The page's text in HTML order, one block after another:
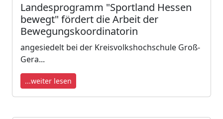
Landesprogramm "Sportland Hessen
bewegt" fördert die Arbeit der
Bewegungskoordinatorin
angesiedelt bei der Kreisvolkshochschule Groß-
Gera...
...weiter lesen